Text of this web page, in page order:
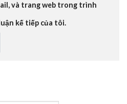
và trang web trong trình
kế tiếp của tôi.